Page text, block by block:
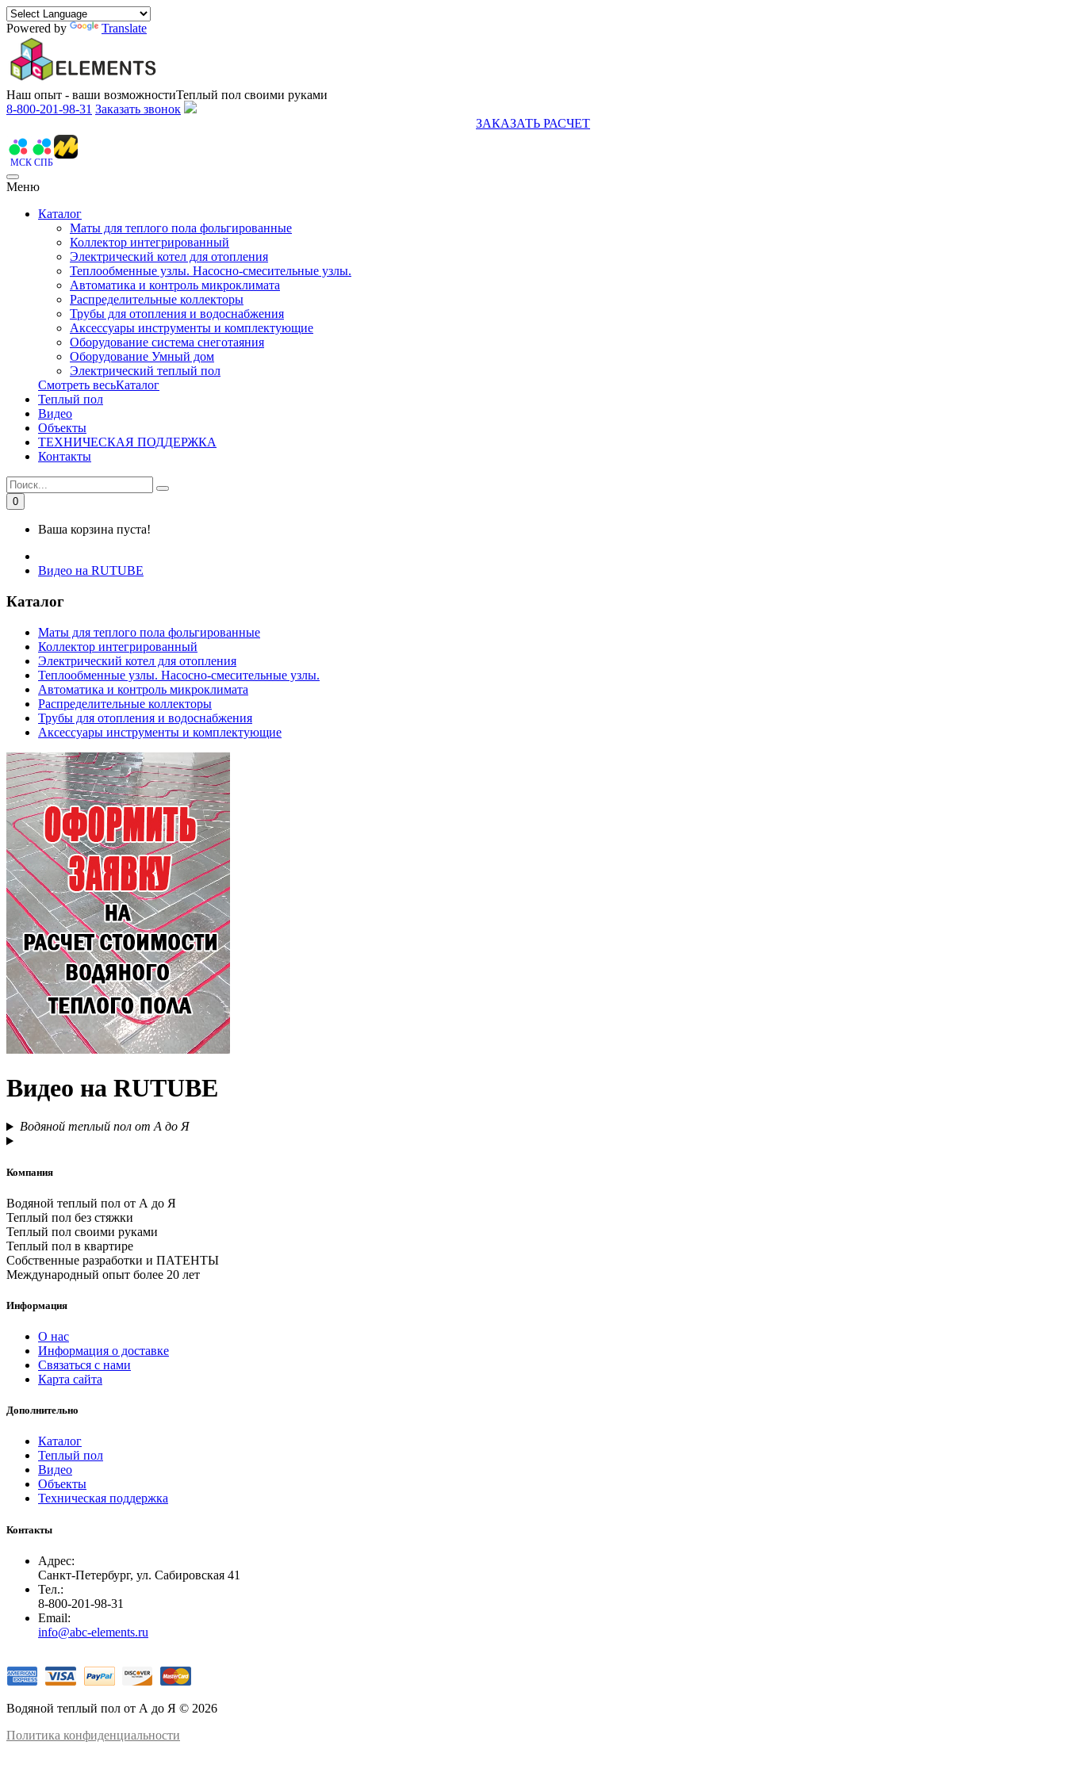
Powered by Translate
Наш опыт - ваши возможностиТеплый пол своими руками
8-800-201-98-31 Заказать звонок
ЗАКАЗАТЬ РАСЧЕТ
МСК СПБ
Меню
Каталог
Маты для теплого пола фольгированные
Коллектор интегрированный
Электрический котел для отопления
Теплообменные узлы. Насосно-смесительные узлы.
Автоматика и контроль микроклимата
Распределительные коллекторы
Трубы для отопления и водоснабжения
Аксессуары инструменты и комплектующие
Оборудование система снеготаяния
Оборудование Умный дом
Электрический теплый пол
Смотреть весьКаталог
Теплый пол
Видео
Объекты
ТЕХНИЧЕСКАЯ ПОДДЕРЖКА
Контакты
0
Ваша корзина пуста!
Видео на RUTUBE
Каталог
Маты для теплого пола фольгированные
Коллектор интегрированный
Электрический котел для отопления
Теплообменные узлы. Насосно-смесительные узлы.
Автоматика и контроль микроклимата
Распределительные коллекторы
Трубы для отопления и водоснабжения
Аксессуары инструменты и комплектующие
Видео на RUTUBE
Водяной теплый пол от А до Я
Компания
Водяной теплый пол от А до Я
Теплый пол без стяжки
Теплый пол своими руками
Теплый пол в квартире
Собственные разработки и ПАТЕНТЫ
Международный опыт более 20 лет
Информация
О нас
Информация о доставке
Связаться с нами
Карта сайта
Дополнительно
Каталог
Теплый пол
Видео
Объекты
Техническая поддержка
Контакты
Адрес:
Санкт-Петербург, ул. Сабировская 41
Тел.:
8-800-201-98-31
Email:
info@abc-elements.ru
Водяной теплый пол от А до Я © 2026
Политика конфиденциальности